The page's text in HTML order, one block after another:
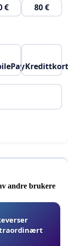
€ 80 €
andre brukere